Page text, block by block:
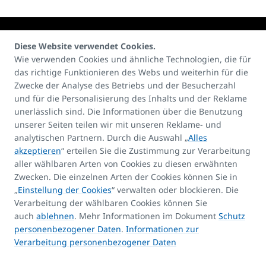
Kontakte:
E-mail
info@korado.at
Produkt-Assistent
FAQ
Kontakte
Urheberrechte
Diese Website verwendet Cookies.
Wie verwenden Cookies und ähnliche Technologien, die für
das richtige Funktionieren des Webs und weiterhin für die
Zwecke der Analyse des Betriebs und der Besucherzahl
und für die Personalisierung des Inhalts und der Reklame
unerlässlich sind. Die Informationen über die Benutzung
unserer Seiten teilen wir mit unseren Reklame- und
analytischen Partnern. Durch die Auswahl „Alles
akzeptieren“ erteilen Sie die Zustimmung zur Verarbeitung
aller wählbaren Arten von Cookies zu diesen erwähnten
Zwecken. Die einzelnen Arten der Cookies können Sie in
„Einstellung der Cookies“ verwalten oder blockieren. Die
Verarbeitung der wählbaren Cookies können Sie
auch ablehnen. Mehr Informationen im Dokument Schutz
personenbezogener Daten. Informationen zur
Verarbeitung personenbezogener Daten